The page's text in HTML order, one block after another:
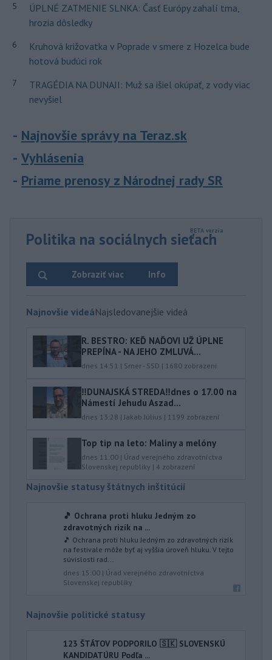
5
ÚPLNÉ ZATMENIE SLNKA: Časť Európy zahalí tma,
hrozia dôsledky
6
Kruhová križovatka v Poprade v smere z Hozelca bude
hotová budúci rok
7
TRAGÉDIA NA DUNAJI: Muž sa išiel okúpať, z vody viac
nevyšiel
Najnovšie správy na Teraz.sk
Vyhlásenia
Priame prenosy z Národnej rady SR
Politika na sociálnych sieťach
Info
Zobraziť viac
Najnovšie videáNajsledovanejšie videá
R. BESTRO: KEĎ NAĎOVI UŽ ÚPLNE
PREPÍNA - NA JEHO ZMLUVÁ...
dnes 14:51 | Smer - SSD | 1680 zobrazení
‼️DUNAJSKÁ STREDA‼️dnes o 17.00 na
Námestí Jehudu Aszad...
dnes 13:28 |Jakab Július | 1199 zobrazení
Top tip na leto: Maliny a melóny
dnes 11:00 | Úrad verejného zdravotníctva
Slovenskej republiky | 4 zobrazení
Najnovšie statusy štátnych inštitúcií
🎵 Ochrana proti hluku Jedným zo
zdravotných rizík na ...
🎵 Ochrana proti hluku Jedným zo zdravotných rizík
na festivale môže byť aj vyššia úroveň hluku. V tejto
súvislosti rad...
dnes 15:00 | Úrad verejného zdravotníctva
Slovenskej republiky
Najnovšie politické statusy
123 ŠTÁTOV PODPORILO 🇸🇰 SLOVENSKÚ
KANDIDATÚRU Podľa ...